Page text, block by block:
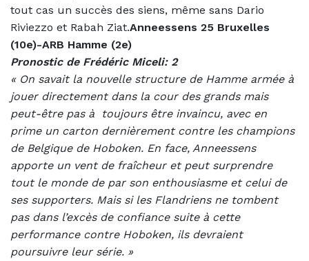
tout cas un succès des siens, même sans Dario
Riviezzo et Rabah Ziat.Anneessens 25 Bruxelles
(10e)-ARB Hamme (2e)
Pronostic de Frédéric Miceli: 2
« On savait la nouvelle structure de Hamme armée à
jouer directement dans la cour des grands mais
peut-être pas à
toujours être invaincu, avec en
prime un carton dernièrement contre les champions
de Belgique de Hoboken. En face, Anneessens
apporte un vent de fraîcheur et peut surprendre
tout le monde de par son enthousiasme et celui de
ses supporters. Mais si les Flandriens ne tombent
pas dans l’excès de confiance suite à cette
performance contre Hoboken, ils devraient
poursuivre leur série. »